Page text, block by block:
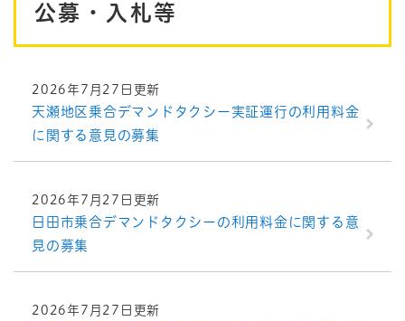
公募・入札等
2026年7月27日更新
天瀬地区乗合デマンドタクシー実証運行の利用料金
に関する意見の募集
2026年7月27日更新
日田市乗合デマンドタクシーの利用料金に関する意
見の募集
2026年7月27日更新